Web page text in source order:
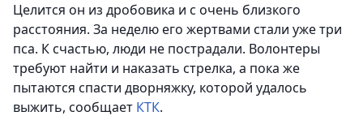
Целится он из дробовика и с очень близкого
расстояния. За неделю его жертвами стали уже три
пса. К счастью, люди не пострадали. Волонтеры
требуют найти и наказать стрелка, а пока же
пытаются спасти дворняжку, которой удалось
выжить, сообщает КТК.